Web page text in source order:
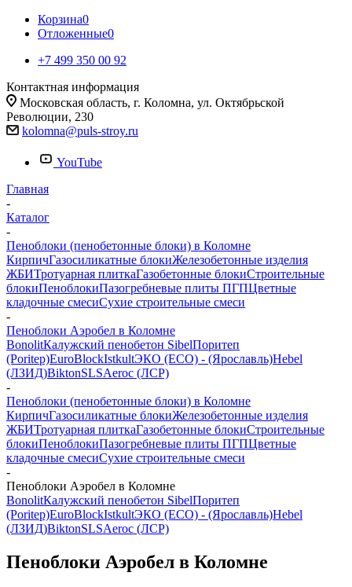
Корзина0
Отложенные0
+7 499 350 00 92
Контактная информация
Московская область, г. Коломна, ул. Октябрьской
Революции, 230
kolomna@puls-stroy.ru
YouTube
Главная
-
Каталог
-
Пеноблоки (пенобетонные блоки) в Коломне
КирпичГазосиликатные блокиЖелезобетонные изделия
ЖБИТротуарная плиткаГазобетонные блокиСтроительные
блокиПеноблокиПазогребневые плиты ПГПЦветные
кладочные смесиСухие строительные смеси
-
Пеноблоки Аэробел в Коломне
BonolitКалужский пенобетон SibelПоритеп
(Poritep)EuroBlockIstkultЭКО (ECO) - (Ярославль)Hebel
(ЛЗИД)BiktonSLSAeroc (ЛСР)
-
Пеноблоки (пенобетонные блоки) в Коломне
КирпичГазосиликатные блокиЖелезобетонные изделия
ЖБИТротуарная плиткаГазобетонные блокиСтроительные
блокиПеноблокиПазогребневые плиты ПГПЦветные
кладочные смесиСухие строительные смеси
-
Пеноблоки Аэробел в Коломне
BonolitКалужский пенобетон SibelПоритеп
(Poritep)EuroBlockIstkultЭКО (ECO) - (Ярославль)Hebel
(ЛЗИД)BiktonSLSAeroc (ЛСР)
Пеноблоки Аэробел в Коломне